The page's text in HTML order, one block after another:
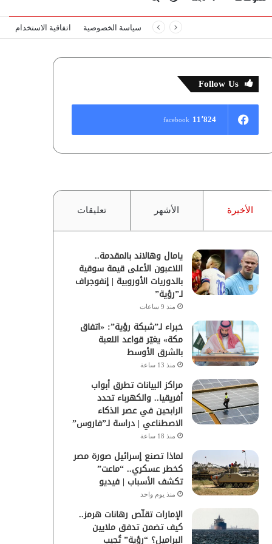
عنالمظلم
سياسة الخصوصية اتفاقية الاستخدام
Follow Us
11٬824 facebook
الأخيرة الأشهر تعليقات
يامال وهالاند بالمقدمة..
اللاعبون الأعلى قيمة سوقية
بالدوريات الأوروبية | إنفوجراف
لـ”رؤية”
منذ 9 ساعات
خبراء لـ”شبكة رؤية”: «اتفاق
مكة» يغيّر قواعد اللعبة
بالشرق الأوسط
منذ 13 ساعة
مراكز البيانات تطرق أبواب
أفريقيا.. والكهرباء تحدد
الرابحين في عصر الذكاء
الاصطناعي | دراسة لـ”فاروس”
منذ 18 ساعة
لماذا تصنع إسرائيل صورة مصر
كخطر عسكري.. “ماعت”
تكشف الأسباب | فيديو
منذ يوم واحد
الإمارات تقلّص رهانات هرمز..
كيف تضمن تدفق ملايين
البراميل؟ “رؤية” تُجيب